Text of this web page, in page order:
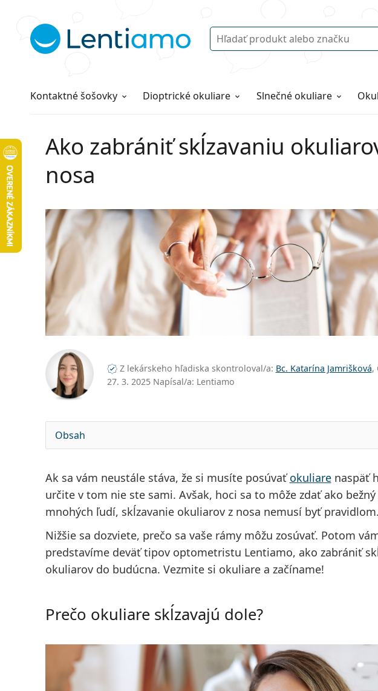
Vyhľadávanie
Kontaktné šošovky
Roztoky Dioptrické okuliare Slnečné okuliare
Všetko o nákupe
Ako zabrániť skĺzavaniu
nosa
Z lekárskeho hľadiska skontroloval/a: Bc. Katarína Jamrišková,
27. 3. 2025 Napísal/a: Lentiamo
Obsah
Ak sa vám neustále stáva, že si musíte posúvaťokuliarenaspäť
určite v tom nie ste sami. Avšak, hoci sa to môže zdať ako
mnohých ľudí, skĺzavanie okuliarov z nosa nemusí byť pravidlom.
Nižšie sa dozviete, prečo sa vaše rámy môžu zosúvať. Potom
predstavíme deväť tipov optometristu Lentiamo, ako zabrániť
okuliarovdo budúcna. Vezmite si okuliare a začíname!
Prečo okuliare skĺzavajú dole?